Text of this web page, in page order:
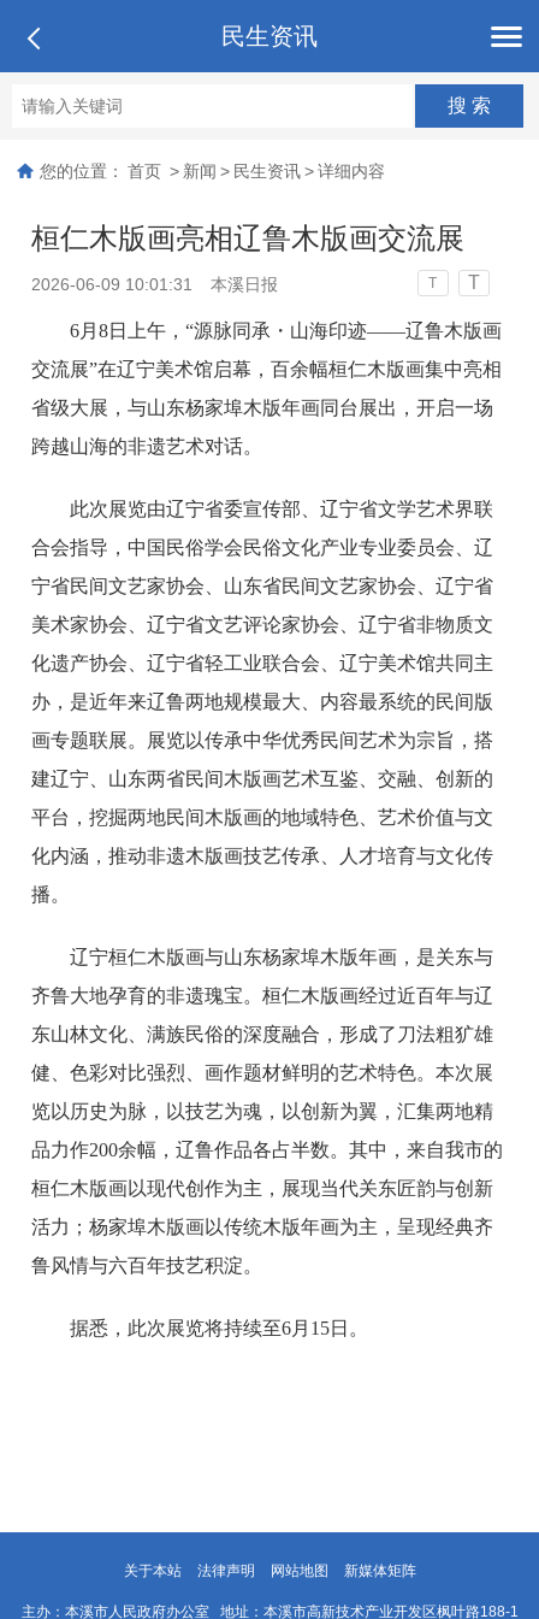
民生资讯
您的位置： 首页 > 新闻 > 民生资讯 > 详细内容
桓仁木版画亮相辽鲁木版画交流展
2026-06-09 10:01:31 本溪日报 T T
6月8日上午，“源脉同承・山海印迹——辽鲁木版画
交流展”在辽宁美术馆启幕，百余幅桓仁木版画集中亮相
省级大展，与山东杨家埠木版年画同台展出，开启一场
跨越山海的非遗艺术对话。
此次展览由辽宁省委宣传部、辽宁省文学艺术界联
合会指导，中国民俗学会民俗文化产业专业委员会、辽
宁省民间文艺家协会、山东省民间文艺家协会、辽宁省
美术家协会、辽宁省文艺评论家协会、辽宁省非物质文
化遗产协会、辽宁省轻工业联合会、辽宁美术馆共同主
办，是近年来辽鲁两地规模最大、内容最系统的民间版
画专题联展。展览以传承中华优秀民间艺术为宗旨，搭
建辽宁、山东两省民间木版画艺术互鉴、交融、创新的
平台，挖掘两地民间木版画的地域特色、艺术价值与文
化内涵，推动非遗木版画技艺传承、人才培育与文化传
播。
辽宁桓仁木版画与山东杨家埠木版年画，是关东与
齐鲁大地孕育的非遗瑰宝。桓仁木版画经过近百年与辽
东山林文化、满族民俗的深度融合，形成了刀法粗犷雄
健、色彩对比强烈、画作题材鲜明的艺术特色。本次展
览以历史为脉，以技艺为魂，以创新为翼，汇集两地精
品力作200余幅，辽鲁作品各占半数。其中，来自我市的
桓仁木版画以现代创作为主，展现当代关东匠韵与创新
活力；杨家埠木版画以传统木版年画为主，呈现经典齐
鲁风情与六百年技艺积淀。
据悉，此次展览将持续至6月15日。
关于本站 法律声明 网站地图 新媒体矩阵
主办：本溪市人民政府办公室 地址：本溪市高新技术产业开发区枫叶路188-1